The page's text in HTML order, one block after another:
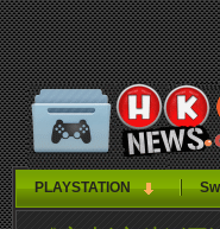
PLAYSTATION